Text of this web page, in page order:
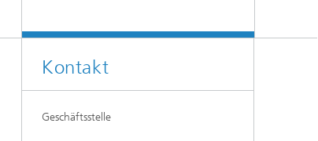
Fraunhofer-Preisverleihung
Kontakt
Geschäftsstelle